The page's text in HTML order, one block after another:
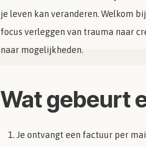
je leven kan veranderen. Welkom
focus verleggen van trauma naar
naar mogelijkheden.
Wat gebeurt
Je ontvangt een factuur per